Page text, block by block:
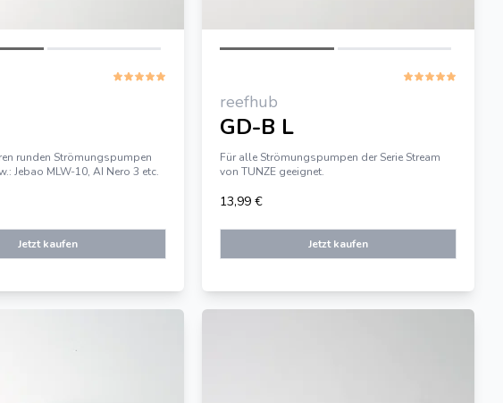
runden Strömungspumpen
Jebao MLW-10, AI Nero 3 etc.
Jetzt kaufen
reefhub
GD-B L
Für alle Strömungspumpen der Serie Stream
von TUNZE geeignet.
13,99 €
Jetzt kaufen